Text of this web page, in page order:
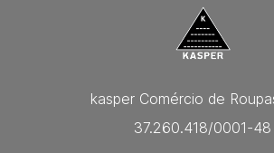
kasper Comércio de
37.260.418/0001-48